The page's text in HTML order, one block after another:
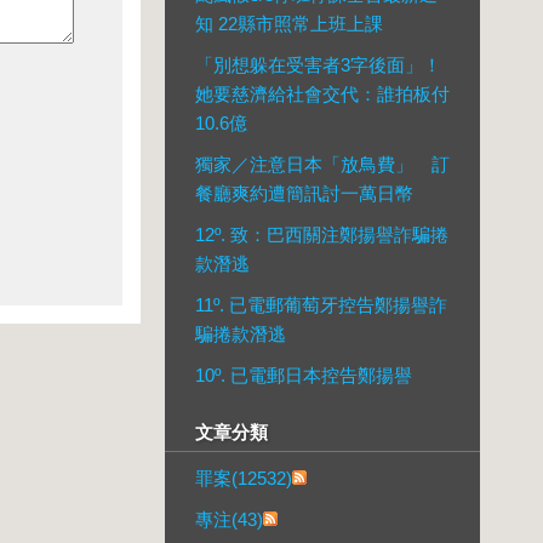
知 22縣市照常上班上課
「別想躲在受害者3字後面」！
她要慈濟給社會交代：誰拍板付
10.6億
獨家／注意日本「放鳥費」 訂
餐廳爽約遭簡訊討一萬日幣
12º. 致：巴西關注鄭揚譽詐騙捲
款潛逃
11º. 已電郵葡萄牙控告鄭揚譽詐
騙捲款潛逃
10º. 已電郵日本控告鄭揚譽
文章分類
罪案(12532)
專注(43)